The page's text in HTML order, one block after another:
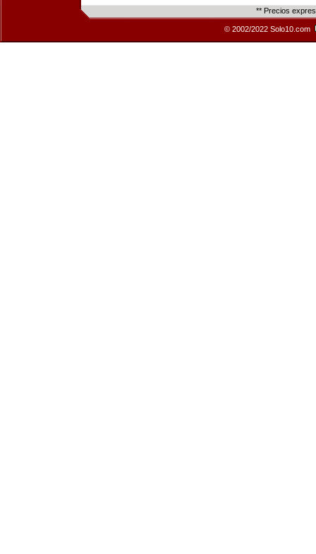
** Precios
© 2002/2022 Solo10.com